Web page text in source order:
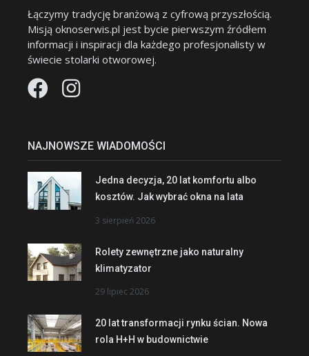
Łączymy tradycję branżową z cyfrową przyszłością.
Misją oknoserwis.pl jest bycie pierwszym źródłem
informacji i inspiracji dla każdego profesjonalisty w
świecie stolarki otworowej.
NAJNOWSZE WIADOMOŚCI
Jedna decyzja, 20 lat komfortu albo
kosztów. Jak wybrać okna na lata
3 sierpień 2026
Rolety zewnętrzne jako naturalny
klimatyzator
29 lipiec 2026
20 lat transformacji rynku ścian. Nowa
rola H+H w budownictwie